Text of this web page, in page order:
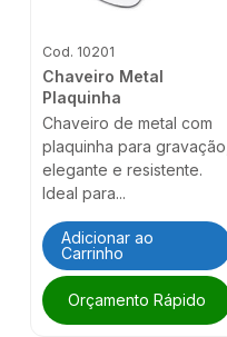
Cod. 10201
Chaveiro Metal
Plaquinha
Chaveiro de metal com
plaquinha para gravação,
elegante e resistente.
Ideal para...
Adicionar ao
Carrinho
Orçamento Rápido